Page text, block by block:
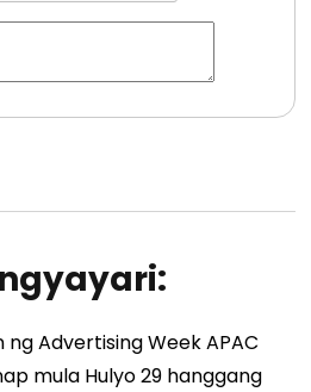
Advertising Week APAC
mula Hulyo 29 hanggang